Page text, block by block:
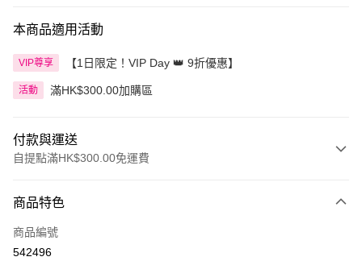
本商品適用活動
VIP尊享 【1日限定！VIP Day 👑 9折優惠】
活動 滿HK$300.00加購區
付款與運送
自提點滿HK$300.00免運費
信用卡
Apple Pay
商品特色
商品編號
542496